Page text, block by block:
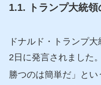
1.1. トランプ大統
ドナルド・トランプ
2日に発言されました
勝つのは簡単だ」とい